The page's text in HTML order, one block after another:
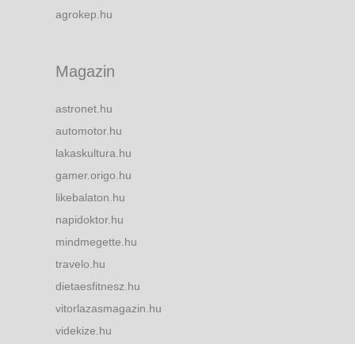
agrokep.hu
Magazin
astronet.hu
automotor.hu
lakaskultura.hu
gamer.origo.hu
likebalaton.hu
napidoktor.hu
mindmegette.hu
travelo.hu
dietaesfitnesz.hu
vitorlazasmagazin.hu
videkize.hu